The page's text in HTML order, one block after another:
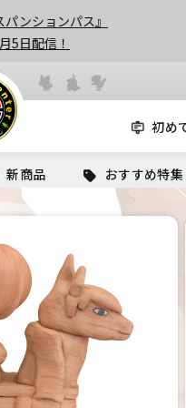
パンションパス』
5日配信！
初め
新商品 おすすめ特集